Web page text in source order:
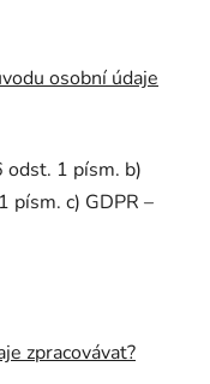
osobní údaje
odst. 1 písm. b)
písm. c) GDPR –
zpracovávat?